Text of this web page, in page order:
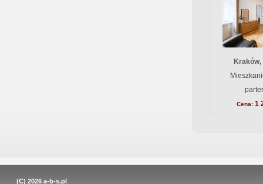
Cena: 1
(C) 2026 a-b-s.pl